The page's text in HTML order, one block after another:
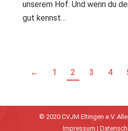
unserem Hof. Und wenn du
gut kennst…
← 1 2 3 4
© 2020 CVJM Eltingen e.V.
Impressum |